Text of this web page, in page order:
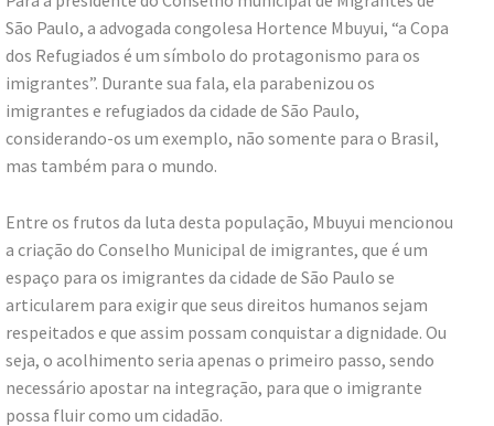
São Paulo, a advogada congolesa Hortence Mbuyui, “a Copa
dos Refugiados é um símbolo do protagonismo para os
imigrantes”. Durante sua fala, ela parabenizou os
imigrantes e refugiados da cidade de São Paulo,
considerando-os um exemplo, não somente para o Brasil,
mas também para o mundo.
Entre os frutos da luta desta população, Mbuyui mencionou
a criação do Conselho Municipal de imigrantes, que é um
espaço para os imigrantes da cidade de São Paulo se
articularem para exigir que seus direitos humanos sejam
respeitados e que assim possam conquistar a dignidade. Ou
seja, o acolhimento seria apenas o primeiro passo, sendo
necessário apostar na integração, para que o imigrante
possa fluir como um cidadão.